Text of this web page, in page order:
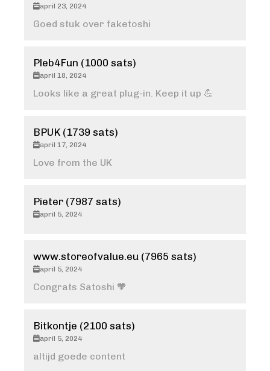
april 23, 2024
Goed stuk over faketoshi
Pleb4Fun (1000 sats)
april 18, 2024
Looks like a great plug-in. Keep it up 💪
BPUK (1739 sats)
april 17, 2024
Love from the UK
Pieter (7987 sats)
april 5, 2024
www.storeofvalue.eu (7965 sats)
april 5, 2024
Congrats Satoshi 🧡
Bitkontje (2100 sats)
april 5, 2024
altijd goede content